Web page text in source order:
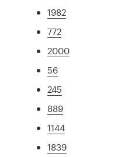
1982
772
2000
56
245
889
1144
1839